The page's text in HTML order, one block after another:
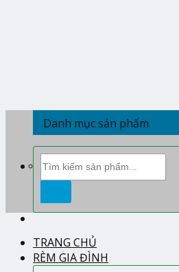
TRANG CHỦ
RÈM GIA ĐÌNH
Danh mục sản phẩm
kiếm: